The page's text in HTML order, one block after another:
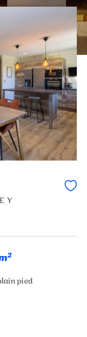
pied
4 5
PISCINE